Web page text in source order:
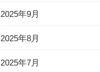
2025年9月
2025年8月
2025年7月